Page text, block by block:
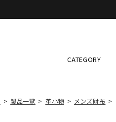
CATEGORY
製品一覧 革小物 メンズ財布